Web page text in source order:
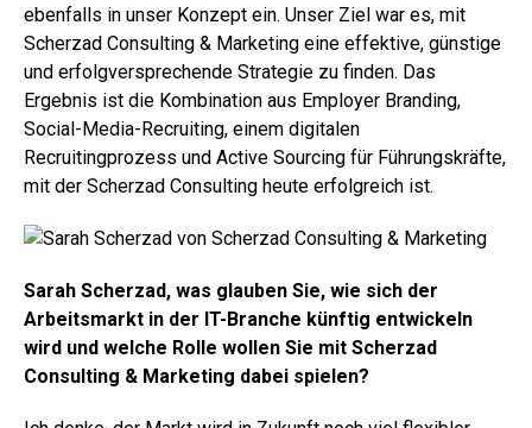
ebenfalls in unser Konzept ein. Unser Ziel war es, mit
Scherzad Consulting & Marketing eine effektive, günstige
und erfolgversprechende Strategie zu finden. Das
Ergebnis ist die Kombination aus Employer Branding,
Social-Media-Recruiting, einem digitalen
Recruitingprozess und Active Sourcing für Führungskräfte,
mit der Scherzad Consulting heute erfolgreich ist.
Sarah Scherzad, was glauben Sie, wie sich der
Arbeitsmarkt in der IT-Branche künftig entwickeln
wird und welche Rolle wollen Sie mit Scherzad
Consulting & Marketing dabei spielen?